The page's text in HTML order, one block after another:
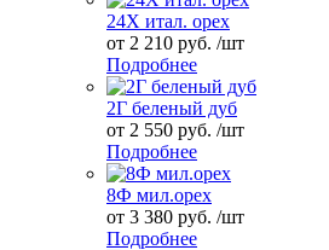
24Х итал. орех
от 2 210 руб. /шт
Подробнее
2Г беленый дуб
от 2 550 руб. /шт
Подробнее
8Ф мил.орех
от 3 380 руб. /шт
Подробнее